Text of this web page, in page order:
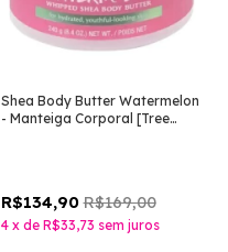
Shea Body Butter Watermelon
- Manteiga Corporal [Tree
R$134,90 R$169,00
4 x de R$33,73 sem juros